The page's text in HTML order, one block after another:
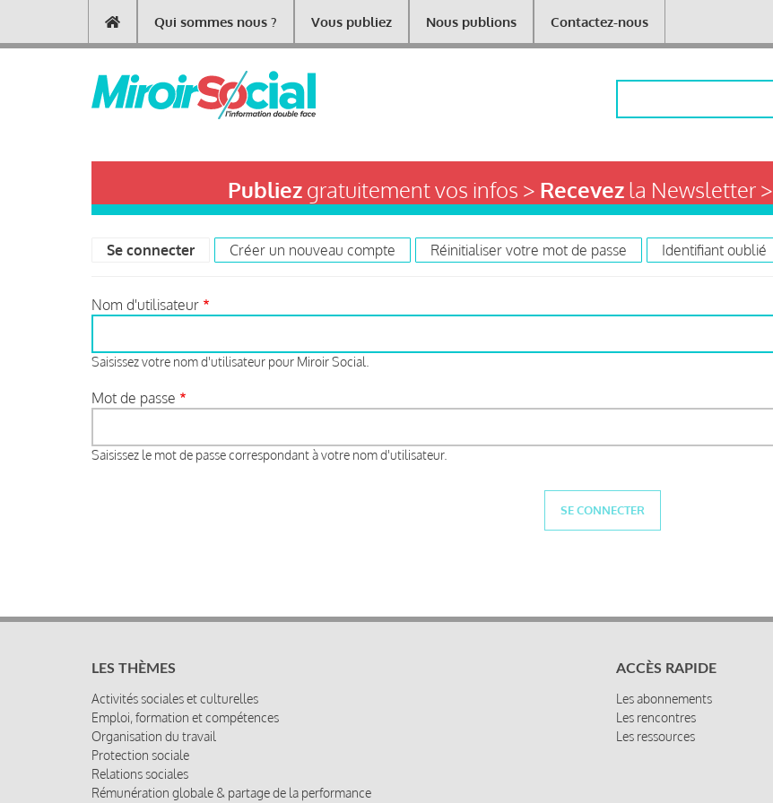
contenu
Main
navigation
Qui sommes nous ? Vous publiez Nous publions Contactez-nous
Publiezgratuitement vos infos > Recevezla Newsletter >
tabs
Se connecter (onglet actif)
Créer un nouveau compte Réinitialiser votre mot de passe Identifiant oublié
Nom d'utilisateur
Saisissez votre nom d'utilisateur pour Miroir Social.
Mot de passe
Saisissez le mot de passe correspondant à votre nom d'utilisateur.
LES THÈMES
Activités sociales et culturelles
Emploi, formation et compétences
Organisation du travail
Protection sociale
Relations sociales
Rémunération globale & partage de la performance
ACCÈS RAPIDE
Les abonnements
Les rencontres
Les ressources